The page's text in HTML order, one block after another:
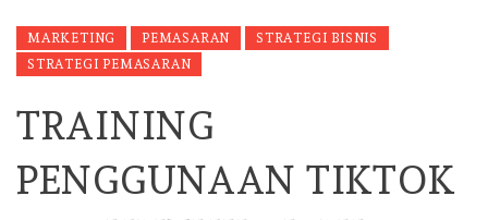
MARKETING PEMASARAN
STRATEGI BISNIS
STRATEGI PEMASARAN
TRAINING
PENGGUNAAN TIKTOK